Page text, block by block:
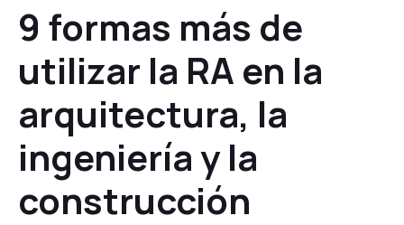
9 formas más de
utilizar la RA en la
arquitectura, la
ingeniería y la
construcción